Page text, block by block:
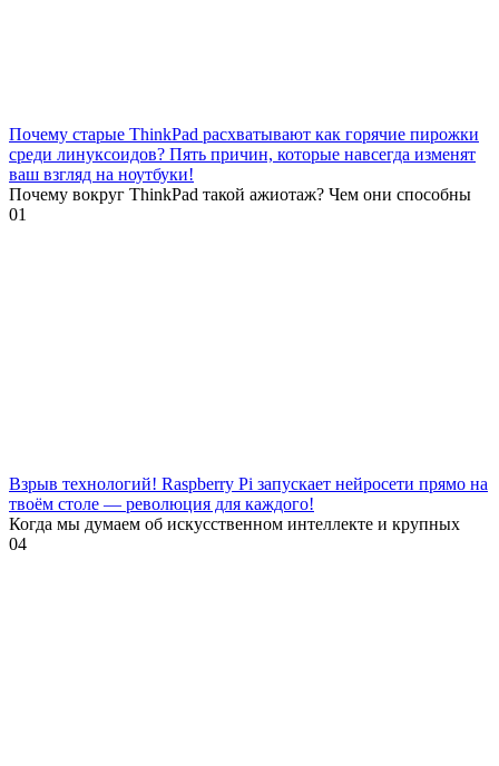
Почему старые ThinkPad расхватывают как горячие пирожки
среди линуксоидов? Пять причин, которые навсегда изменят
ваш взгляд на ноутбуки!
Почему вокруг ThinkPad такой ажиотаж? Чем они способны
01
Взрыв технологий! Raspberry Pi запускает нейросети прямо на
твоём столе — революция для каждого!
Когда мы думаем об искусственном интеллекте и крупных
04